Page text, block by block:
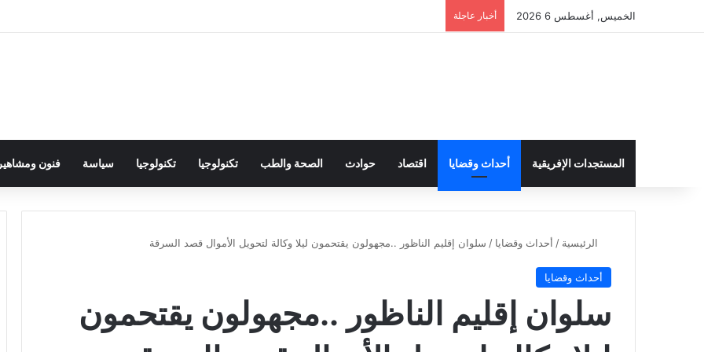
الخميس, أغسطس 6 2026 أخبار عاجلة
المستجدات الإفريقية أحداث وقضايا اقتصاد حوادث الصحة والطب تكنولوجيا تكنولوجيا سياسة فنون ومشاهير
الرئيسية / أحداث وقضايا / سلوان إقليم الناظور ..مجهولون يقتحمون ليلا وكالة لتحويل الأموال قصد السرقة
أحداث وقضايا
سلوان إقليم الناظور ..مجهولون يقتحمون